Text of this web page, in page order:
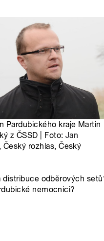
Pardubického kraje Martin
z ČSSD | Foto: Jan
, Český rozhlas, Český
distribuce odběrových
nemocnici?